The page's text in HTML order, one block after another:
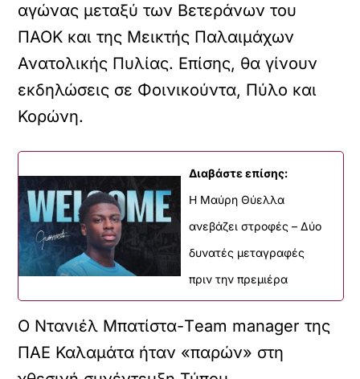
αγώνας μεταξύ των Βετεράνων του
ΠΑΟΚ και της Μεικτής Παλαιμάχων
Ανατολικής Πυλίας. Επίσης, θα γίνουν
εκδηλώσεις σε Φοινικούντα, Πύλο και
Κορώνη.
Διαβάστε επίσης:
Η Μαύρη Θύελλα
ανεβάζει στροφές – Δύο
δυνατές μεταγραφές
πριν την πρεμιέρα
Ο Ντανιέλ Μπατίστα-Τeam manager της
ΠΑΕ Καλαμάτα ήταν «παρών» στη